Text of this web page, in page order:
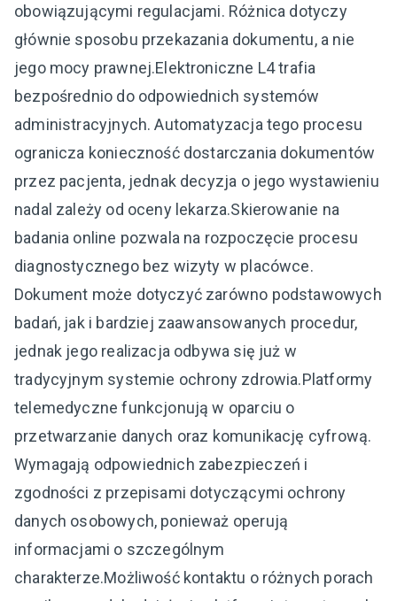
obowiązującymi regulacjami. Różnica dotyczy
głównie sposobu przekazania dokumentu, a nie
jego mocy prawnej.Elektroniczne L4 trafia
bezpośrednio do odpowiednich systemów
administracyjnych. Automatyzacja tego procesu
ogranicza konieczność dostarczania dokumentów
przez pacjenta, jednak decyzja o jego wystawieniu
nadal zależy od oceny lekarza.Skierowanie na
badania online pozwala na rozpoczęcie procesu
diagnostycznego bez wizyty w placówce.
Dokument może dotyczyć zarówno podstawowych
badań, jak i bardziej zaawansowanych procedur,
jednak jego realizacja odbywa się już w
tradycyjnym systemie ochrony zdrowia.Platformy
telemedyczne funkcjonują w oparciu o
przetwarzanie danych oraz komunikację cyfrową.
Wymagają odpowiednich zabezpieczeń i
zgodności z przepisami dotyczącymi ochrony
danych osobowych, ponieważ operują
informacjami o szczególnym
charakterze.Możliwość kontaktu o różnych porach